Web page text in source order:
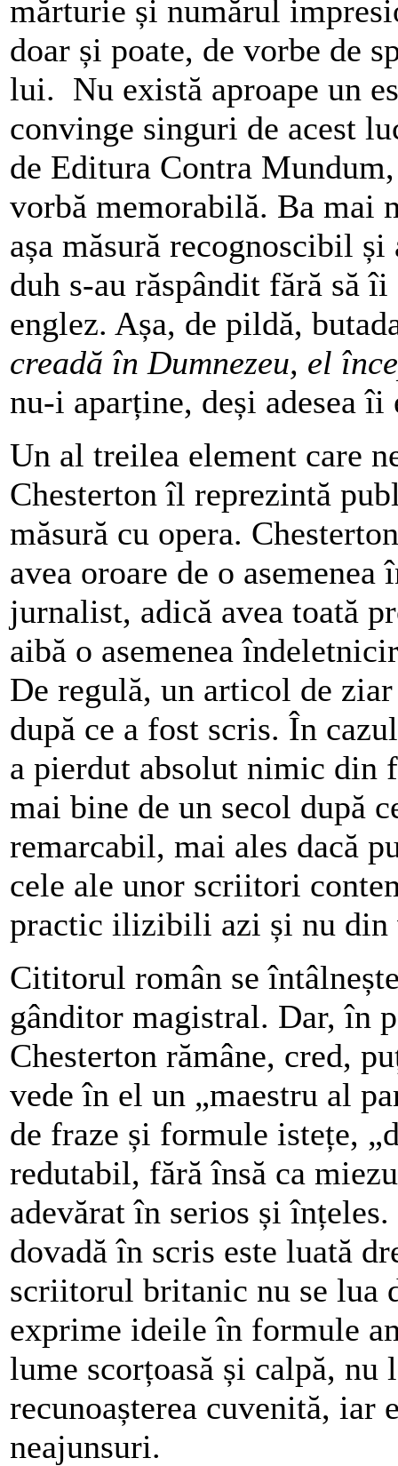
mărturie și numărul
doar și poate, de vorbe de
lui. Nu există aproape un
convinge singuri de acest
de Editura Contra
vorbă memorabilă. Ba mai
așa măsură recognoscibil
duh s-au răspândit fără să
englez. Așa, de pildă,
creadă în Dumnezeu, el
nu-i aparține, deși adesea îi
Un al treilea element care
Chesterton îl reprezintă
măsură cu opera.
avea oroare de o
jurnalist, adică avea toată
aibă o asemenea
De regulă, un articol de
după ce a fost scris. În
a pierdut absolut nimic din
mai bine de un secol după
remarcabil, mai ales dacă
cele ale unor scriitori
practic ilizibili azi și nu din
Cititorul român se
gânditor magistral. Dar, în
Chesterton rămâne, cred,
vede în el un „maestru al
de fraze și formule istețe,
redutabil, fără însă ca
adevărat în serios și
dovadă în scris este luată
scriitorul britanic nu se lua
exprime ideile în formule
lume scorțoasă și calpă, nu
recunoașterea cuvenită, iar
neajunsuri.